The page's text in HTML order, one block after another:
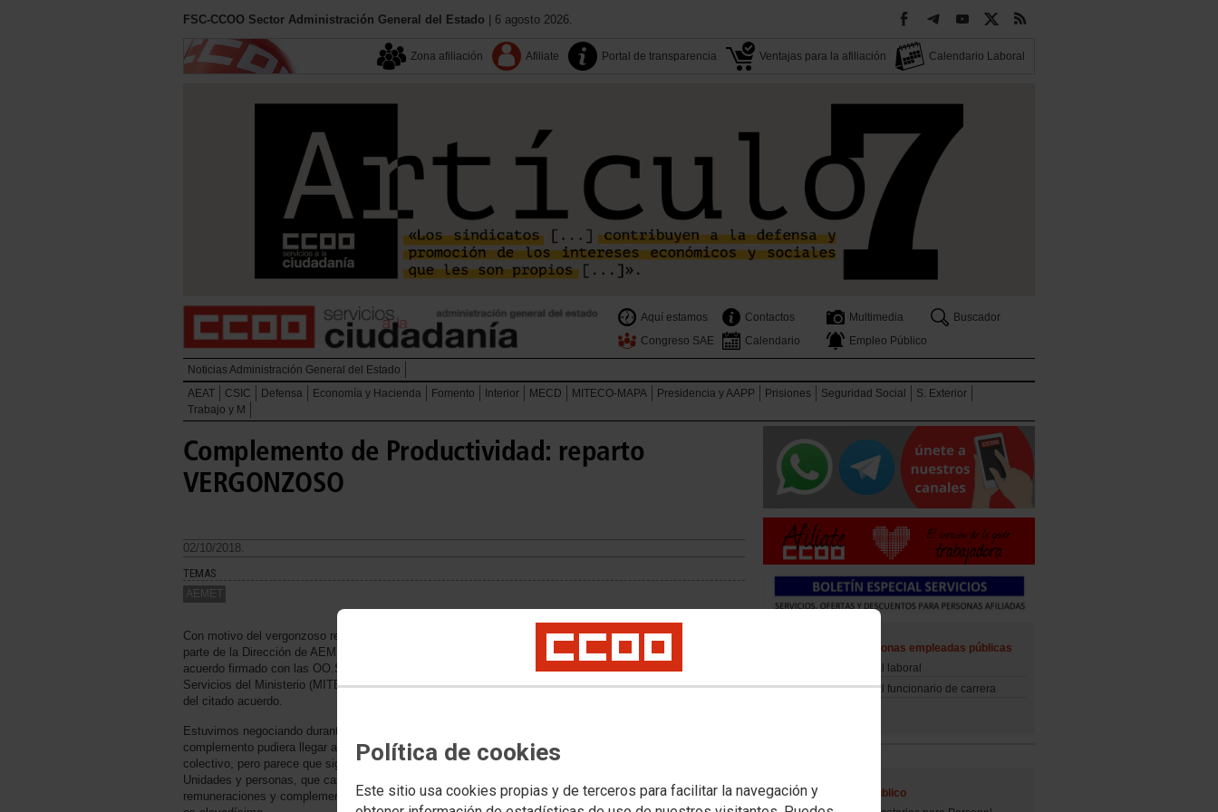
Política de cookies
Este sitio usa cookies propias y de terceros para facilitar la navegación y
FSC-CCOO Sector Administración General del Estado | 6 agosto 2026.
Zona afiliación Afiliate Portal de transparencia Ventajas para la afiliación Calendario Laboral
Aquí estamos Contactos Multimedia
Buscador
Congreso SAE
Calendario Empleo Público
Noticias Administración General del Estado
AEAT
CSIC Defensa Economía y Hacienda Fomento Interior MECD MITECO-MAPA Presidencia y AAPP Prisiones Seguridad Social
S. Exterior
Trabajo y M
Complemento de Productividad: reparto
VERGONZOSO
02/10/2018.
TEMAS
AEMET
Con motivo del vergonzoso reparto del complemento de productividad por
parte de la Dirección de AEMET, supuestamente aplicando los criterios del
acuerdo firmado con las OO.SS., hemos enviado a la Inspección General de
Servicios del Ministerio (MITECO), un escrito denunciando el incumplimiento
del citado acuerdo.
Estuvimos negociando durante meses, años, un acuerdo para que este
complemento pudiera llegar a todo el personal de Aemet y no excluir a ningún
colectivo, pero parece que sigue habiendo sesgos en favor de determinadas
Unidades y personas, que casualmente son las que perciben mayores
remuneraciones y complementos. Si antes la desigualdad era elevada, ahora
Movilidad de las personas empleadas públicas
Movilidad del personal laboral
Movilidad del personal funcionario de carrera
Acceso al Empleo Público